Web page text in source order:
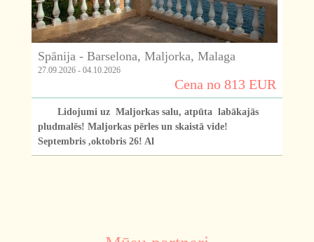
Spānija - Barselona, Maljorka, Malaga
27.09.2026 - 04.10.2026
Cena no 813 EUR
Lidojumi uz Maljorkas salu, atpūta labākajās
pludmalēs! Maljorkas pērles un skaistā vide!
Septembris ,oktobris 26! Al